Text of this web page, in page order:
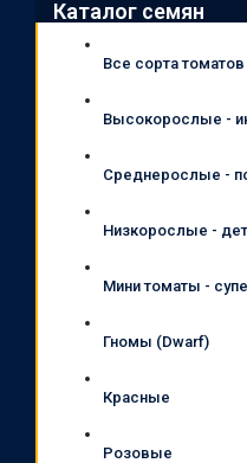
Каталог семян
Все сорта томатов
Высокорослые -
Среднерослые -
Низкорослые -
Мини томаты -
Гномы (Dwarf)
Красные
Розовые